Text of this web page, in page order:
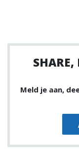
SHARE,
Meld je aan,